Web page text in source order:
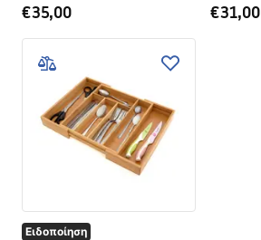
€35,00 €31,00
Ειδοποίηση